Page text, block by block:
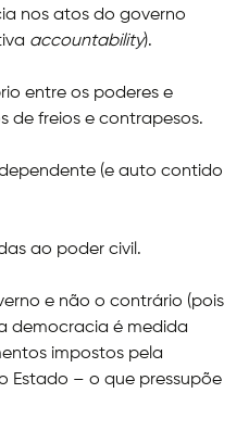
nos atos do governo
accountability).
entre os poderes e
de freios e contrapesos.
(e auto contido
ao poder civil.
e não o contrário (pois
democracia é medida
impostos pela
Estado – o que pressupõe